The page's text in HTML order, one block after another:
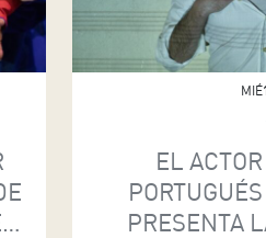
MIÉ
EL
PRESENTA